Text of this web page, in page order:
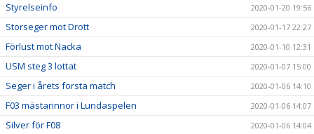
Styrelseinfo 2020-01-20 19:56
Storseger mot Drott 2020-01-17 22:27
Förlust mot Nacka 2020-01-10 12:31
USM steg 3 lottat 2020-01-07 15:00
Seger i årets första match 2020-01-06 14:10
F03 mästarinnor i Lundaspelen 2020-01-06 14:07
Silver för F08 2020-01-06 14:04